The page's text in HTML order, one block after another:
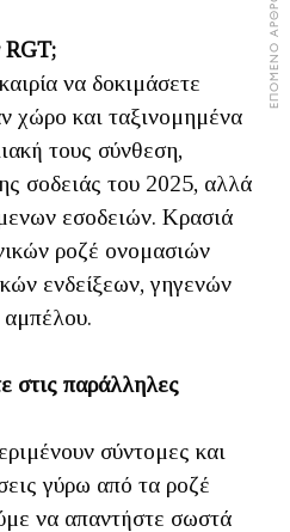
ΕΠΟΜΕΝΟ ΑΡΘΡΟ
RGT;
να δοκιμάσετε
χώρο και ταξινομημένα
τους σύνθεση,
σοδειάς του 2025, αλλά
εσοδειών. Κρασιά
ροζέ ονομασιών
ενδείξεων, γηγενών
αμπέλου.
στις παράλληλες
σύντομες και
γύρω από τα ροζέ
να απαντήστε σωστά